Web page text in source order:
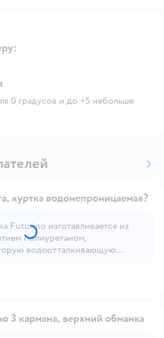
0 градусов и до +5 небольше
Открыть вопрос
куртка водонепроницаемая?
Futurino изготавливается из
полиуретаном,
водоотталкивающую
3 кармана, верхний обманка